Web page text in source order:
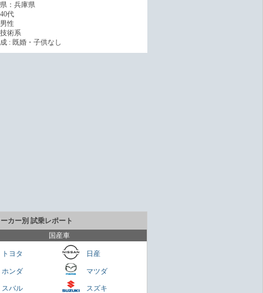
：兵庫県
代
性
術系
: 既婚・子供なし
カー別 試乗レポート
国産車
トヨタ 日産
ホンダ マツダ
スバル スズキ
重なセダンだが800万円は高いかも